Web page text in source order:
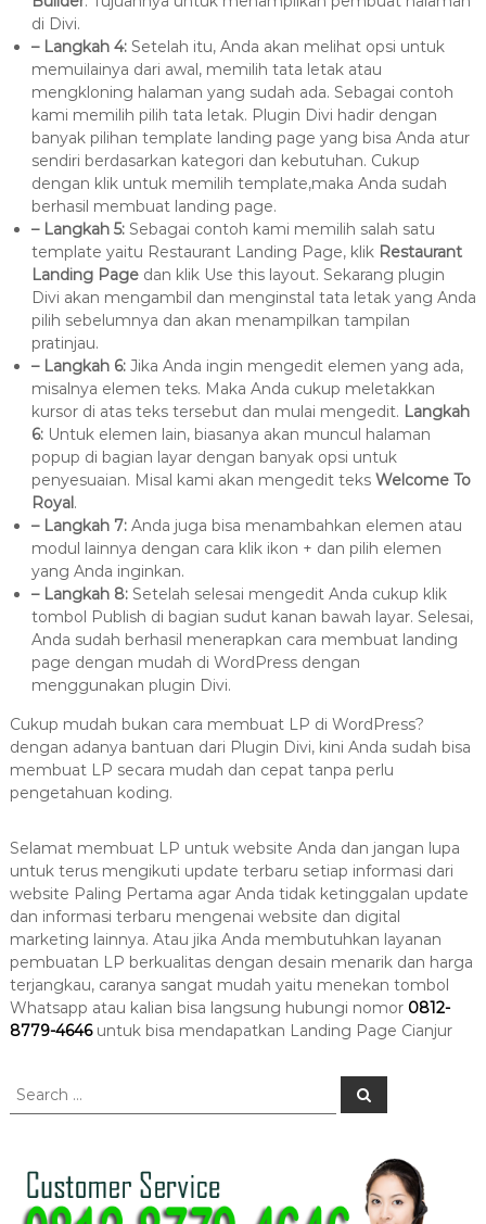
di Divi.
– Langkah 4:Setelah itu, Anda akan melihat opsi untuk
memuilainya dari awal, memilih tata letak atau
mengkloning halaman yang sudah ada. Sebagai contoh
kami memilih pilih tata letak. Plugin Divi hadir dengan
banyak pilihan template landing page yang bisa Anda atur
sendiri berdasarkan kategori dan kebutuhan. Cukup
dengan klik untuk memilih template,maka Anda sudah
berhasil membuat landing page.
– Langkah 5:Sebagai contoh kami memilih salah satu
template yaitu Restaurant Landing Page, klik Restaurant
Landing Pagedan klik Use this layout. Sekarang plugin
Divi akan mengambil dan menginstal tata letak yang Anda
pilih sebelumnya dan akan menampilkan tampilan
pratinjau.
– Langkah 6:Jika Anda ingin mengedit elemen yang ada,
misalnya elemen teks. Maka Anda cukup meletakkan
kursor di atas teks tersebut dan mulai mengedit. Langkah
6:Untuk elemen lain, biasanya akan muncul halaman
popup di bagian layar dengan banyak opsi untuk
penyesuaian. Misal kami akan mengedit teks Welcome To
Royal.
– Langkah 7:Anda juga bisa menambahkan elemen atau
modul lainnya dengan cara klik ikon + dan pilih elemen
yang Anda inginkan.
– Langkah 8:Setelah selesai mengedit Anda cukup klik
tombol Publish di bagian sudut kanan bawah layar. Selesai,
Anda sudah berhasil menerapkan cara membuat landing
page dengan mudah di WordPress dengan
menggunakan plugin Divi.
Cukup mudah bukan cara membuat LP di WordPress?
dengan adanya bantuan dari Plugin Divi, kini Anda sudah bisa
membuat LP secara mudah dan cepat tanpa perlu
pengetahuan koding.
Selamat membuat LP untuk website Anda dan jangan lupa
untuk terus mengikuti update terbaru setiap informasi dari
website Paling Pertama agar Anda tidak ketinggalan update
dan informasi terbaru mengenai website dan digital
marketing lainnya. Atau jika Anda membutuhkan layanan
pembuatan LP berkualitas dengan desain menarik dan harga
terjangkau, caranya sangat mudah yaitu menekan tombol
Whatsapp atau kalian bisa langsung hubungi nomor 0812-
8779-4646untuk bisa mendapatkan Landing Page Cianjur
S
S
e